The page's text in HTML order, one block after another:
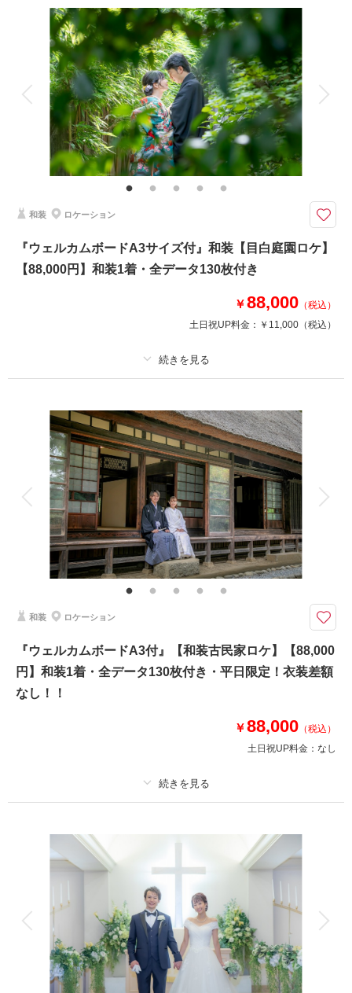
来店・オンライン を確認する
撮影料 新婦衣装1着
着付け ヘアメイク 小物一式
アルバム データ 100 カット 台紙付写真
衣装追加 会食 挙式
家族と撮影 家族用衣装レンタル ペットと撮影
その他含むもの
ご新婦様ヘアスタイルは洋髪orかつら綿帽子orかつら角隠し（新婦衣裳は差
額なしで選べます） 古民家撮影申請料 含む
ウェルカムボードA3サイズ特典付きプラン！古民家『内田家住宅』和装撮
影がなんと期間限定で88,000円130カット◎衣装差額なし
華雅苑練馬店限定 和装ロケーション【古民家 内田家住宅】コミコミ88,0
00円
●新郎新婦和装各１着
相談予約する 撮影日の空き
和装 ロケーション
『ウェルカムボードA3サイズ付』和装【目白庭園ロケ】
【88,000円】和装1着・全データ130枚付き
￥88,000 （税込）
土日祝UP料金： ￥11,000 （税込）
撮影料 新婦衣装1着 新郎衣装1着
着付け ヘアメイク 小物一式
アルバム データ 130 カット 台紙付写真
衣装追加 会食 挙式
家族と撮影 家族用衣装レンタル ペットと撮影
その他含むもの
館内スタジオにて金屏風前での正座の撮影が含まれます。ご新婦様ヘアスタ
イルは洋髪スタイルorかつら綿帽子orかつら角隠し お二人の着付 お二人
の送迎 （新婦衣裳は差額なしで選べます） 目白庭園撮影申請料 含む
『目白庭園』の和装撮影が期間限定で88,000円円130カット付◎ウェルカム
和装ロケーション【目白庭園】コミコ88,000円
●新郎新婦和装各１着
●ご新婦様は白無垢・色打掛・黒引振袖より1点
和装 ロケーション
『ウェルカムボードA3付』【和装古民家ロケ】【88,000
円】和装1着・全データ130枚付き・平日限定！衣装差額
なし！！
￥88,000 （税込）
土日祝UP料金： なし
撮影料 新郎衣装1着
着付け 小物一式
データ 130 カット
衣装追加 挙式
家族と撮影 家族用衣装レンタル ペットと撮影
その他含むもの
ご新婦様ヘアメイク お二人の着付 和装小物一式 お二人の送迎 衣裳は